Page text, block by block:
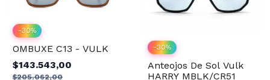
-30%
OMBUXE C13 - VULK
$143.543,00
$205.062,00
-30%
Anteojos De Sol Vulk
HARRY MBLK/CR51